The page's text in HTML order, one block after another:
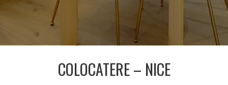
COLOCATERE – NICE